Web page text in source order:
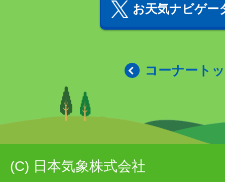
お天気ナビゲー
コーナート
(C) 日本気象株式会社